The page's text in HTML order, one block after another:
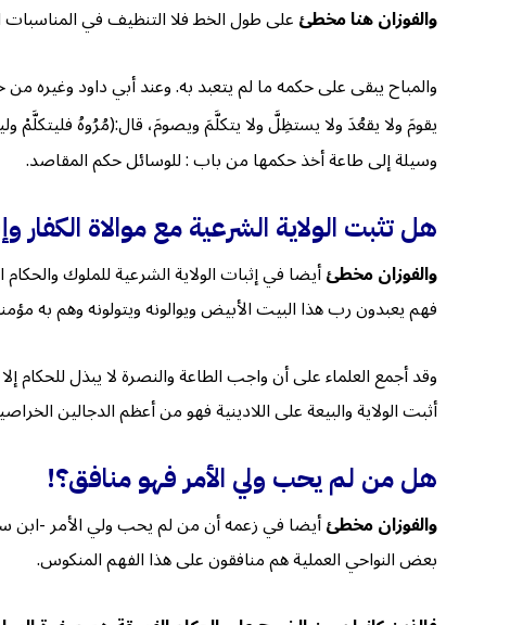
والفوزان هنا مخطئعلى طول الخط فلا التنظيف في المناسبات
والمباح يبقى على حكمه ما لم يتعبد به. وعند أبي داود وغيره
يقومَ ولا يقعُدَ ولا يستظِلَّ ولا يتكلَّمَ ويصومَ، قال:(مُرُوهُ
وسيلة إلى طاعة أخذ حكمها من باب : للوسائل حكم المقاصد.
هل تثبت الولاية الشرعية مع موالاة
والفوزان مخطئأيضا في إثبات الولاية الشرعية للملوك
فهم يعبدون رب هذا البيت الأبيض ويوالونه ويتولونه وهم به
وقد أجمع العلماء على أن واجب الطاعة والنصرة لا يبذل
أثبت الولاية والبيعة على اللادينية فهو من أعظم الدجالين
هل من لم يحب ولي الأمر فهو منافق؟!
والفوزان مخطئأيضا في زعمه أن من لم يحب ولي الأمر -ابن
بعض النواحي العملية هم منافقون على هذا الفهم المنكوس.